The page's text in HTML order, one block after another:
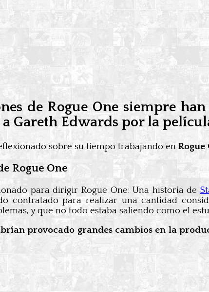
de Rogue One siempre
Gareth Edwards por la
sobre su tiempo trabajando en
Rogue One
para dirigir Rogue One: Una historia de
contratado para realizar una cantidad
y que no todo estaba saliendo como el
provocado grandes cambios en la